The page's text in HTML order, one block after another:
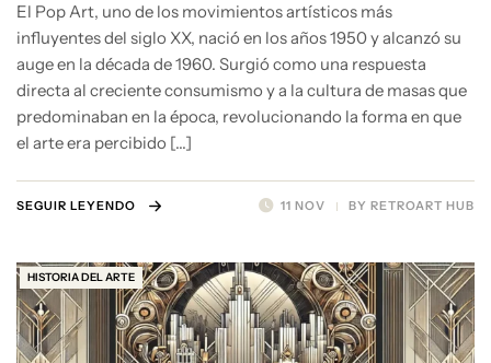
El Pop Art, uno de los movimientos artísticos más
influyentes del siglo XX, nació en los años 1950 y alcanzó su
auge en la década de 1960. Surgió como una respuesta
directa al creciente consumismo y a la cultura de masas que
predominaban en la época, revolucionando la forma en que
el arte era percibido […]
11 NOV BY RETROART HUB
SEGUIR LEYENDO
HISTORIA DEL ARTE